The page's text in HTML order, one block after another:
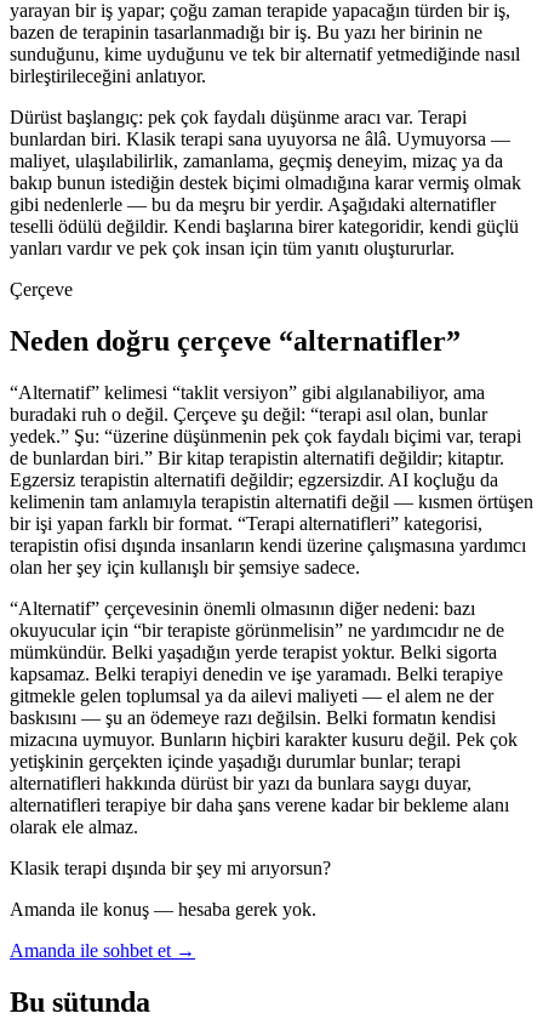
yarayan bir iş yapar; çoğu zaman terapide yapacağın türden bir iş,
bazen de terapinin tasarlanmadığı bir iş. Bu yazı her birinin ne
sunduğunu, kime uyduğunu ve tek bir alternatif yetmediğinde nasıl
birleştirileceğini anlatıyor.
Dürüst başlangıç: pek çok faydalı düşünme aracı var. Terapi
bunlardan biri. Klasik terapi sana uyuyorsa ne âlâ. Uymuyorsa —
maliyet, ulaşılabilirlik, zamanlama, geçmiş deneyim, mizaç ya da
bakıp bunun istediğin destek biçimi olmadığına karar vermiş olmak
gibi nedenlerle — bu da meşru bir yerdir. Aşağıdaki alternatifler
teselli ödülü değildir. Kendi başlarına birer kategoridir, kendi güçlü
yanları vardır ve pek çok insan için tüm yanıtı oluştururlar.
Çerçeve
Neden doğru çerçeve “alternatifler”
“Alternatif” kelimesi “taklit versiyon” gibi algılanabiliyor, ama
buradaki ruh o değil. Çerçeve şu değil: “terapi asıl olan, bunlar
yedek.” Şu: “üzerine düşünmenin pek çok faydalı biçimi var, terapi
de bunlardan biri.” Bir kitap terapistin alternatifi değildir; kitaptır.
Egzersiz terapistin alternatifi değildir; egzersizdir. AI koçluğu da
kelimenin tam anlamıyla terapistin alternatifi değil — kısmen örtüşen
bir işi yapan farklı bir format. “Terapi alternatifleri” kategorisi,
terapistin ofisi dışında insanların kendi üzerine çalışmasına yardımcı
olan her şey için kullanışlı bir şemsiye sadece.
“Alternatif” çerçevesinin önemli olmasının diğer nedeni: bazı
okuyucular için “bir terapiste görünmelisin” ne yardımcıdır ne de
mümkündür. Belki yaşadığın yerde terapist yoktur. Belki sigorta
kapsamaz. Belki terapiyi denedin ve işe yaramadı. Belki terapiye
gitmekle gelen toplumsal ya da ailevi maliyeti — el alem ne der
baskısını — şu an ödemeye razı değilsin. Belki formatın kendisi
mizacına uymuyor. Bunların hiçbiri karakter kusuru değil. Pek çok
yetişkinin gerçekten içinde yaşadığı durumlar bunlar; terapi
alternatifleri hakkında dürüst bir yazı da bunlara saygı duyar,
alternatifleri terapiye bir daha şans verene kadar bir bekleme alanı
olarak ele almaz.
Klasik terapi dışında bir şey mi arıyorsun?
Amanda ile konuş — hesaba gerek yok.
Amanda ile sohbet et →
Bu sütunda